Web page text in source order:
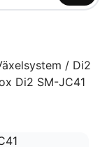
/ Di2
Di2 SM-JC41